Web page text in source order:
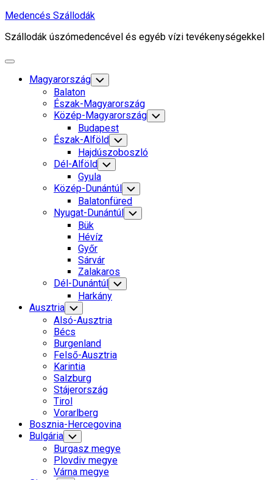
Skip
content
Medencés Szállodák
Szállodák úszómedencével és egyéb vízi tevékenységekkel
Expand
Magyarország Toggle
Child
Balaton
Észak-Magyarország
Közép-Magyarország Toggle
Child
Budapest
Észak-Alföld Toggle
Child
Menu
Hajdúszoboszló
Dél-Alföld Toggle
Child
Menu
Gyula
Közép-Dunántúl Toggle
Child
Menu
Balatonfüred
Nyugat-Dunántúl Toggle
Child
Bük
Hévíz
Győr
Sárvár
Zalakaros
Dél-Dunántúl Toggle
Child
Harkány
Ausztria Toggle
Child
Menu
Alsó-Ausztria
Bécs
Burgenland
Felső-Ausztria
Karintia
Salzburg
Stájerország
Tirol
Vorarlberg
Bosznia-Hercegovina
Bulgária Toggle
Child
Menu
Burgasz megye
Plovdiv megye
Várna megye